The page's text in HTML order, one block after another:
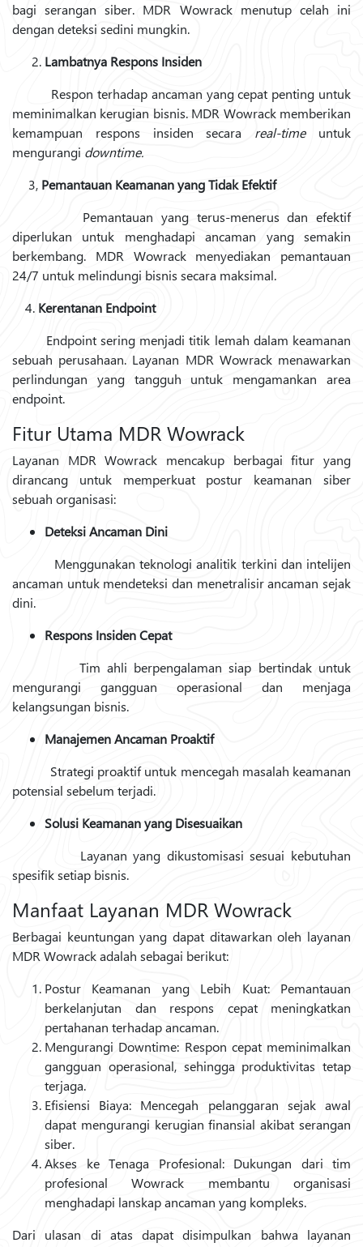
bagi serangan siber. MDR Wowrack menutup celah ini
dengan deteksi sedini mungkin.
2. Lambatnya Respons Insiden
Respon terhadap ancaman yang cepat penting untuk
meminimalkan kerugian bisnis. MDR Wowrack memberikan
kemampuan respons insiden secara real-timeuntuk
mengurangi downtime.
3, Pemantauan Keamanan yang Tidak Efektif
Pemantauan yang terus-menerus dan efektif
diperlukan untuk menghadapi ancaman yang semakin
berkembang. MDR Wowrack menyediakan pemantauan
24/7 untuk melindungi bisnis secara maksimal.
4. Kerentanan Endpoint
Endpoint sering menjadi titik lemah dalam keamanan
sebuah perusahaan. Layanan MDR Wowrack menawarkan
perlindungan yang tangguh untuk mengamankan area
endpoint.
Fitur Utama MDR Wowrack
Layanan MDR Wowrack mencakup berbagai fitur yang
dirancang untuk memperkuat postur keamanan siber
sebuah organisasi:
Deteksi Ancaman Dini
Menggunakan teknologi analitik terkini dan intelijen
ancaman untuk mendeteksi dan menetralisir ancaman sejak
dini.
Respons Insiden Cepat
Tim ahli berpengalaman siap bertindak untuk
mengurangi gangguan operasional dan menjaga
kelangsungan bisnis.
Manajemen Ancaman Proaktif
Strategi proaktif untuk mencegah masalah keamanan
potensial sebelum terjadi.
Solusi Keamanan yang Disesuaikan
Layanan yang dikustomisasi sesuai kebutuhan
spesifik setiap bisnis.
Manfaat Layanan MDR Wowrack
Berbagai keuntungan yang dapat ditawarkan oleh layanan
MDR Wowrack adalah sebagai berikut:
Postur Keamanan yang Lebih Kuat: Pemantauan
berkelanjutan dan respons cepat meningkatkan
pertahanan terhadap ancaman.
Mengurangi Downtime: Respon cepat meminimalkan
gangguan operasional, sehingga produktivitas tetap
terjaga.
Efisiensi Biaya: Mencegah pelanggaran sejak awal
dapat mengurangi kerugian finansial akibat serangan
siber.
Akses ke Tenaga Profesional: Dukungan dari tim
profesional Wowrack membantu organisasi
menghadapi lanskap ancaman yang kompleks.
Dari ulasan di atas dapat disimpulkan bahwa layanan